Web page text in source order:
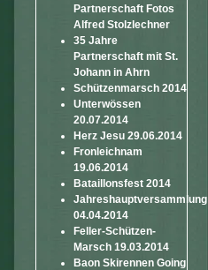
Partnerschaft Fotos
Alfred Stolzlechner
35 Jahre
Partnerschaft mit St.
Johann in Ahrn
Schützenmarsch 2014
Unterwössen
20.07.2014
Herz Jesu 29.06.2014
Fronleichnam
19.06.2014
Bataillonsfest 2014
Jahreshauptversammlung
04.04.2014
Feller-Schützen-
Marsch 19.03.2014
Baon Skirennen Going